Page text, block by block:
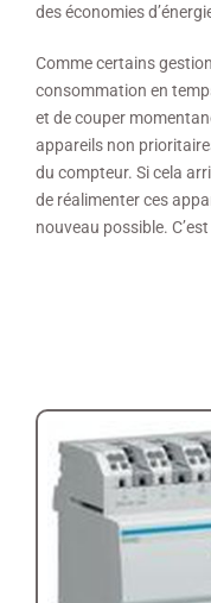
des économies
Comme certains
consommation en
et de couper
appareils non
du compteur. Si cela
de réalimenter ces
nouveau possible.